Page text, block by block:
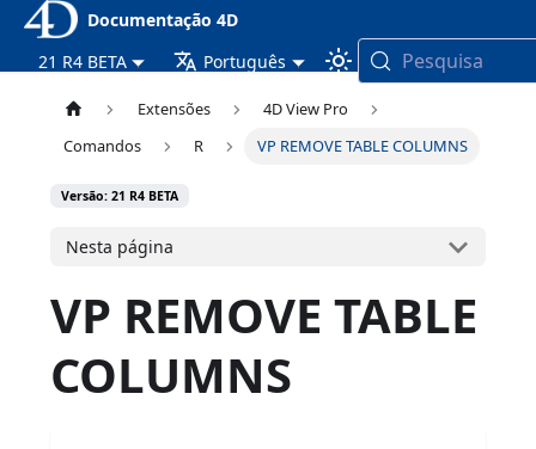
Documentação 4D
21 R4 BETA
Português Pesquisa
Extensões
4D View Pro
Comandos
R VP REMOVE TABLE COLUMNS
Versão: 21 R4 BETA
Nesta página
VP REMOVE TABLE
COLUMNS